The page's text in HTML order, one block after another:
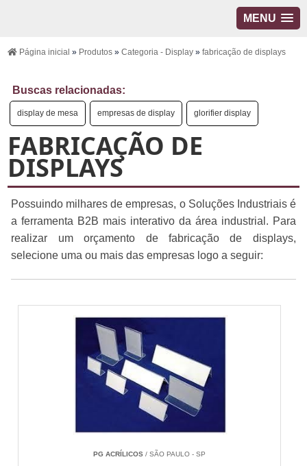
MENU
Página inicial » Produtos»Categoria - Display»fabricação de displays
Buscas relacionadas:
display de mesa empresas de display glorifier display
FABRICAÇÃO DE
DISPLAYS
Possuindo milhares de empresas, o Soluções Industriais é
a ferramenta B2B mais interativo da área industrial. Para
realizar um orçamento de fabricação de displays,
selecione uma ou mais das empresas logo a seguir:
PG ACRÍLICOS / SÃO PAULO - SP